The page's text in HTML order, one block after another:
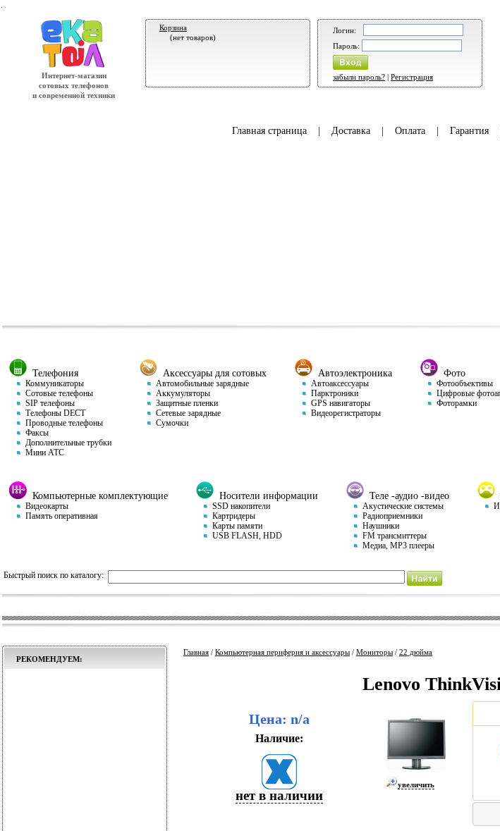
Интернет-магазин
сотовых телефонов
и современной техники
Корзина
(нет товаров)
Логин:
Пароль:
забыли пароль? | Регистрация
Главная страница| Доставка| Оплата| Гарантия
Телефония
Коммуникаторы
Сотовые телефоны
SIP телефоны
Телефоны DECT
Проводные телефоны
Факсы
Дополнительные трубки
Мини АТС
Аксессуары для сотовых
Автомобильные зарядные
Аккумуляторы
Защитные пленки
Сетевые зарядные
Сумочки
Автоэлектроника
Автоаксессуары
Парктроники
GPS навигаторы
Видеорегистраторы
Фото
Фотообъективы
Цифровые
Фоторамки
Компьютерные комплектующие
Видеокарты
Память оперативная
Носители информации
SSD накопители
Картридеры
Карты памяти
USB FLASH, HDD
Теле -аудио -видео
Акустические системы
Радиоприемники
Наушники
FM трансмиттеры
Медиа, MP3 плееры
Быстрый поиск по каталогу:
РЕКОМЕНДУЕМ:
Главная / Компьютерная периферия и аксессуары / Мониторы / 22 дюйма
Lenovo
Цена: n/a
Наличие:
нет в наличии
увеличить